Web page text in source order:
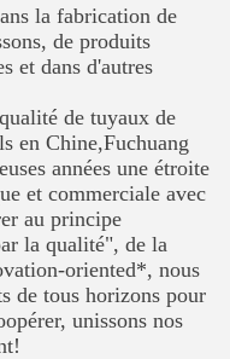
la fabrication de
de produits
et dans d'autres
de tuyaux de
en Chine,Fuchuang
années une étroite
et commerciale avec
au principe
la qualité", de la
oriented*, nous
de tous horizons pour
unissons nos